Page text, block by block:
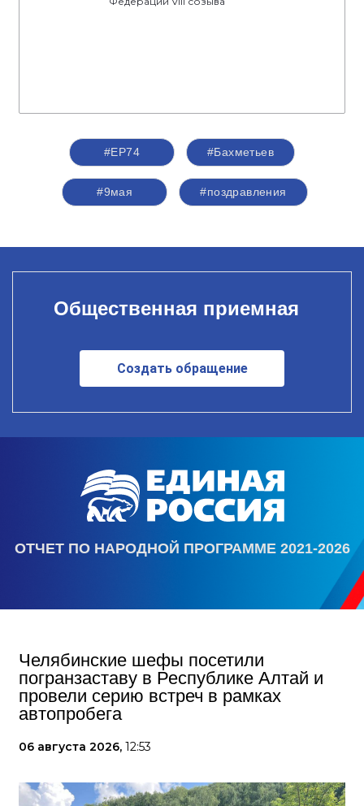
#ЕР74 #Бахметьев
#9мая #поздравления
Общественная приемная
Создать обращение
ОТЧЕТ ПО НАРОДНОЙ ПРОГРАММЕ 2021-2026
Челябинские шефы посетили
погранзаставу в Республике Алтай и
провели серию встреч в рамках
автопробега
06 августа 2026, 12:53